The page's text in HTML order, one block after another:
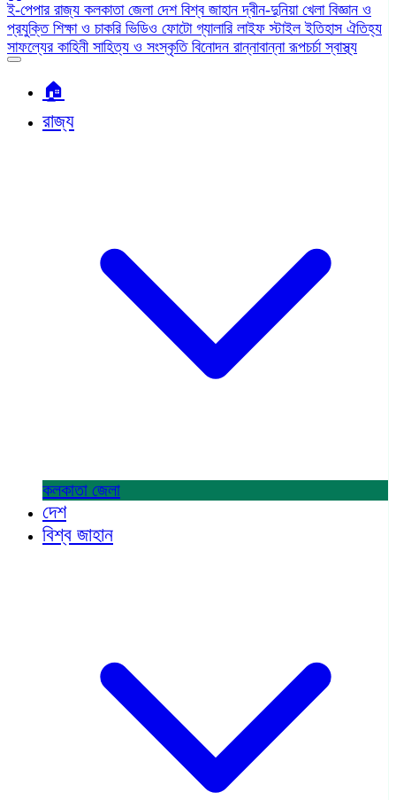
ই-পেপার রাজ্য কলকাতা জেলা দেশ বিশ্ব জাহানদ্বীন-দুনিয়া খেলা বিজ্ঞান ও
প্রযুক্তি শিক্ষা ও চাকরি ভিডিও ফোটো গ্যালারি লাইফ স্টাইলইতিহাস ঐতিহ্য
সাফল্যের কাহিনী সাহিত্য ও সংস্কৃতি বিনোদন রান্নাবান্নারূপচর্চাস্বাস্থ্য
🏠︎
রাজ্য
কলকাতা জেলা
দেশ
বিশ্ব জাহান